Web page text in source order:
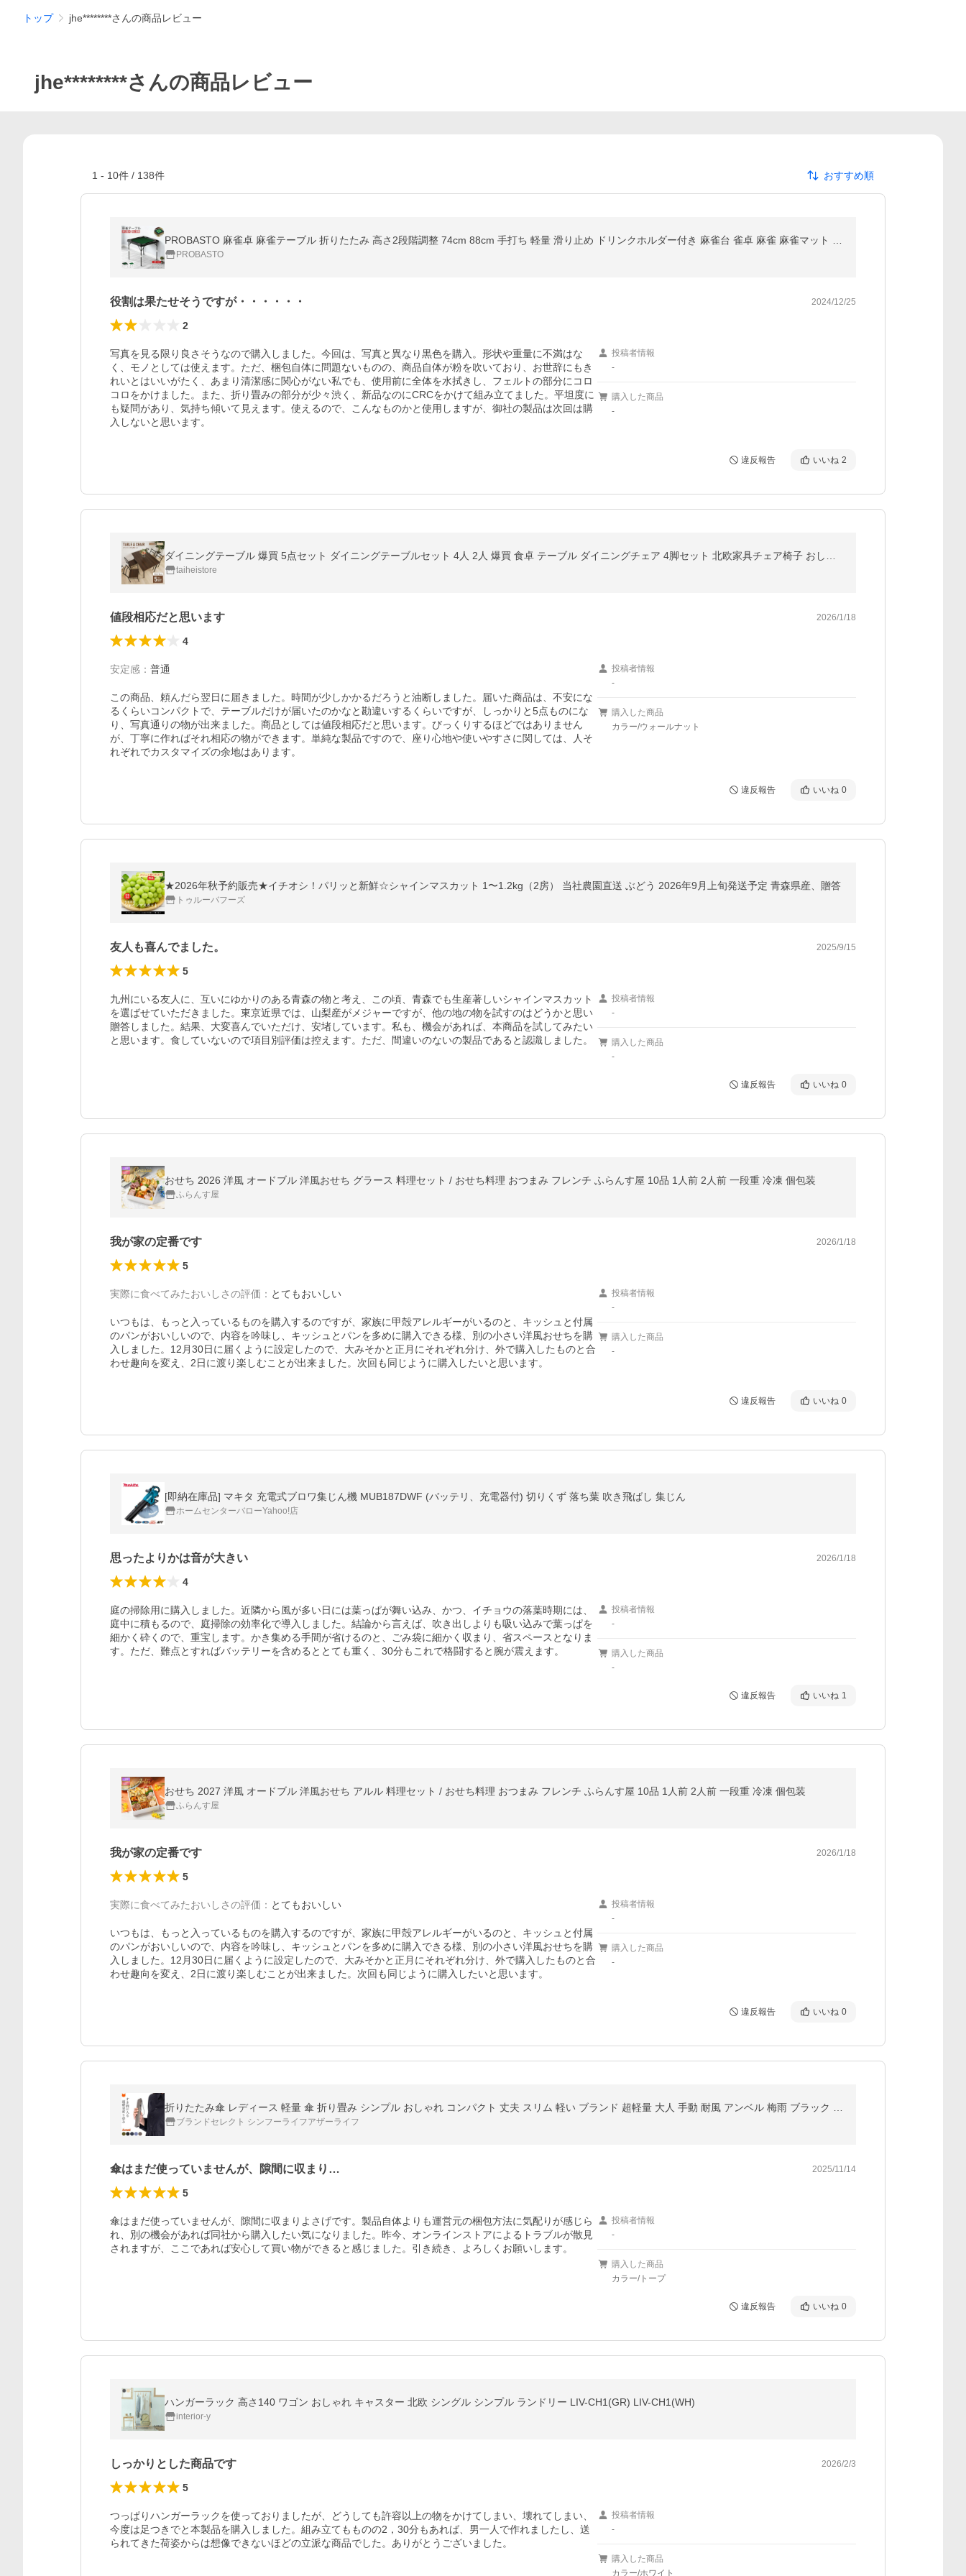
トップ jhe********さんの商品レビュー
jhe********さんの商品レビュー
1 - 10件 / 138件 おすすめ順
PROBASTO
役割は果たせそうですが・・・・・・ 2024/12/25
2
写真を見る限り良さそうなので購入しました。今回は、写真と異なり黒色を購入。形状や重量に不満はな
く、モノとしては使えます。ただ、梱包自体に問題ないものの、商品自体が粉を吹いており、お世辞にもき
れいとはいいがたく、あまり清潔感に関心がない私でも、使用前に全体を水拭きし、フェルトの部分にコロ
コロをかけました。また、折り畳みの部分が少々渋く、新品なのにCRCをかけて組み立てました。平坦度に
も疑問があり、気持ち傾いて見えます。使えるので、こんなものかと使用しますが、御社の製品は次回は購
入しないと思います。
投稿者情報
-
購入した商品
-
違反報告 いいね 2
taiheistore
値段相応だと思います 2026/1/18
4
安定感 ： 普通
この商品、頼んだら翌日に届きました。時間が少しかかるだろうと油断しました。届いた商品は、不安にな
るくらいコンパクトで、テーブルだけが届いたのかなと勘違いするくらいですが、しっかりと5点ものにな
り、写真通りの物が出来ました。商品としては値段相応だと思います。びっくりするほどではありません
が、丁寧に作ればそれ相応の物ができます。単純な製品ですので、座り心地や使いやすさに関しては、人そ
れぞれでカスタマイズの余地はあります。
投稿者情報
-
購入した商品
カラー/ウォールナット
違反報告 いいね 0
★2026年秋予約販売★イチオシ！パリッと新鮮☆シャインマスカット 1〜1.2kg（2房） 当社農園直送 ぶどう 2026年9月上旬発送予定 青森県産、贈答
トゥルーバフーズ
友人も喜んでました。 2025/9/15
5
九州にいる友人に、互いにゆかりのある青森の物と考え、この頃、青森でも生産著しいシャインマスカット
を選ばせていただきました。東京近県では、山梨産がメジャーですが、他の地の物を試すのはどうかと思い
贈答しました。結果、大変喜んでいただけ、安堵しています。私も、機会があれば、本商品を試してみたい
と思います。食していないので項目別評価は控えます。ただ、間違いのないの製品であると認識しました。
投稿者情報
-
購入した商品
-
違反報告 いいね 0
おせち 2026 洋風 オードブル 洋風おせち グラース 料理セット / おせち料理 おつまみ フレンチ ふらんす屋 10品 1人前 2人前 一段重 冷凍 個包装
ふらんす屋
我が家の定番です 2026/1/18
5
実際に食べてみたおいしさの評価 ： とてもおいしい
いつもは、もっと入っているものを購入するのですが、家族に甲殻アレルギーがいるのと、キッシュと付属
のパンがおいしいので、内容を吟味し、キッシュとパンを多めに購入できる様、別の小さい洋風おせちを購
入しました。12月30日に届くように設定したので、大みそかと正月にそれぞれ分け、外で購入したものと合
わせ趣向を変え、2日に渡り楽しむことが出来ました。次回も同じように購入したいと思います。
投稿者情報
-
購入した商品
-
違反報告 いいね 0
[即納在庫品] マキタ 充電式ブロワ集じん機 MUB187DWF (バッテリ、充電器付) 切りくず 落ち葉 吹き飛ばし 集じん
ホームセンターバローYahoo!店
思ったよりかは音が大きい 2026/1/18
4
庭の掃除用に購入しました。近隣から風が多い日には葉っぱが舞い込み、かつ、イチョウの落葉時期には、
庭中に積もるので、庭掃除の効率化で導入しました。結論から言えば、吹き出しよりも吸い込みで葉っぱを
細かく砕くので、重宝します。かき集める手間が省けるのと、ごみ袋に細かく収まり、省スペースとなりま
す。ただ、難点とすればバッテリーを含めるととても重く、30分もこれで格闘すると腕が震えます。
投稿者情報
-
購入した商品
-
違反報告 いいね 1
おせち 2027 洋風 オードブル 洋風おせち アルル 料理セット / おせち料理 おつまみ フレンチ ふらんす屋 10品 1人前 2人前 一段重 冷凍 個包装
ふらんす屋
我が家の定番です 2026/1/18
5
実際に食べてみたおいしさの評価 ： とてもおいしい
いつもは、もっと入っているものを購入するのですが、家族に甲殻アレルギーがいるのと、キッシュと付属
のパンがおいしいので、内容を吟味し、キッシュとパンを多めに購入できる様、別の小さい洋風おせちを購
入しました。12月30日に届くように設定したので、大みそかと正月にそれぞれ分け、外で購入したものと合
わせ趣向を変え、2日に渡り楽しむことが出来ました。次回も同じように購入したいと思います。
投稿者情報
-
購入した商品
-
違反報告 いいね 0
ブランドセレクト シンフーライフアザーライフ
傘はまだ使っていませんが、隙間に収まり… 2025/11/14
5
傘はまだ使っていませんが、隙間に収まりよさげです。製品自体よりも運営元の梱包方法に気配りが感じら
れ、別の機会があれば同社から購入したい気になりました。昨今、オンラインストアによるトラブルが散見
されますが、ここであれば安心して買い物ができると感じました。引き続き、よろしくお願いします。
投稿者情報
-
購入した商品
カラー/トープ
違反報告 いいね 0
ハンガーラック 高さ140 ワゴン おしゃれ キャスター 北欧 シングル シンプル ランドリー LIV-CH1(GR) LIV-CH1(WH)
interior-y
しっかりとした商品です 2026/2/3
5
つっぱりハンガーラックを使っておりましたが、どうしても許容以上の物をかけてしまい、壊れてしまい、
今度は足つきでと本製品を購入しました。組み立てもものの2，30分もあれば、男一人で作れましたし、送
られてきた荷姿からは想像できないほどの立派な商品でした。ありがとうございました。
投稿者情報
-
購入した商品
カラー/ホワイト